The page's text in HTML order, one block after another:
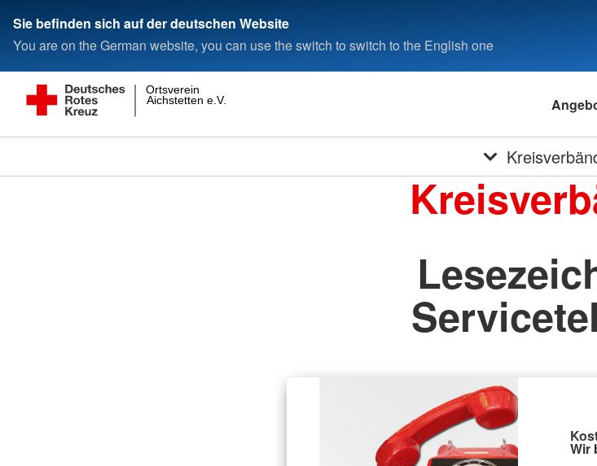
Sie befinden sich auf der deutschen Website
You are on the German website, you can use the switch to switch to the English one
Aichstetten e.V.
Ortsverein
Wir